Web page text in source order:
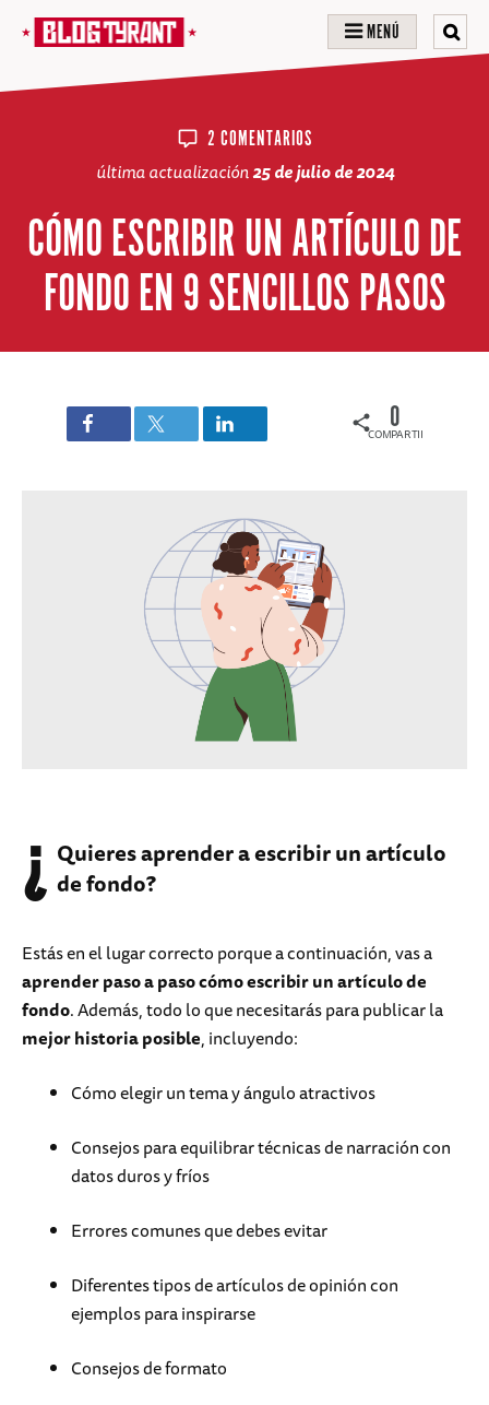
MENÚ
2 COMENTARIOS
última actualización25 de julio de 2024
CÓMO ESCRIBIR UN ARTÍCULO DE
FONDO EN 9 SENCILLOS PASOS
COMPARTIDOS
0
¿ Quieres aprender a escribir un artículo
de fondo?
Estás en el lugar correcto porque a continuación, vas a
aprender paso a paso cómo escribir un artículo de
fondo. Además, todo lo que necesitarás para publicar la
mejor historia posible, incluyendo:
Cómo elegir un tema y ángulo atractivos
Consejos para equilibrar técnicas de narración con
datos duros y fríos
Errores comunes que debes evitar
Diferentes tipos de artículos de opinión con
ejemplos para inspirarse
Consejos de formato